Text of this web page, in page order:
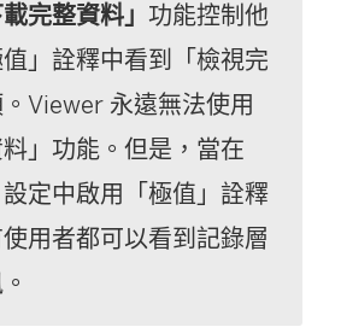
載完整資料」 功能控制他
」詮釋中看到「檢視完
Viewer 永遠無法使用
料」功能。但是，當在
設定中啟用「極值」詮釋
用者都可以看到記錄層